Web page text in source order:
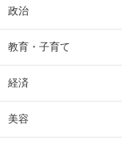
政治
教育・子育て
経済
美容